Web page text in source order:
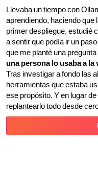
Llevaba un tiempo con
aprendiendo, haciendo
primer despliegue, estudié
a sentir que podía ir un
que me planté una
una persona lo usaba a la
Tras investigar a fondo las
herramientas que estaba
ese propósito. Y en lugar
replantearlo todo desde